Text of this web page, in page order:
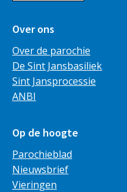
Over ons
Over de parochie
De Sint Jansbasiliek
Sint Jansprocessie
ANBI
Op de hoogte
Parochieblad
Nieuwsbrief
Vieringen